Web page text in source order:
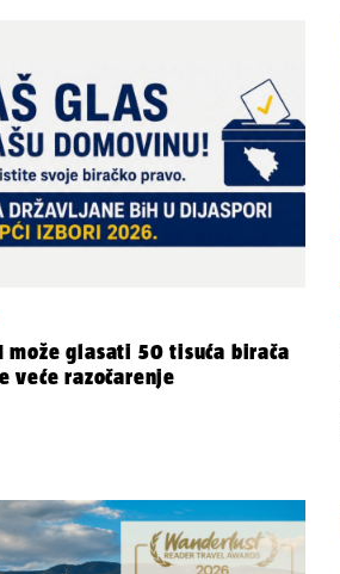
može glasati 50 tisuća birača
veće razočarenje